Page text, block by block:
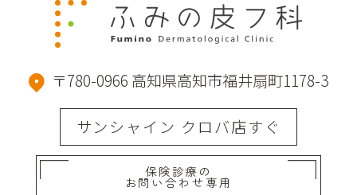
〒780-0966 高知県高知市福井扇町1178-3
サンシャイン クロバ店すぐ
保険診療の
お問い合わせ専用